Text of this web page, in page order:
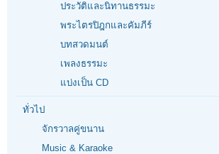
ประวัติและนิทานธรรมะ
พระไตรปิฎกและคัมภีร์
บทสวดมนต์
เพลงธรรมะ
แบ่งเป็น CD
ทั่วไป
จักรวาลคู่ขนาน
Music & Karaoke